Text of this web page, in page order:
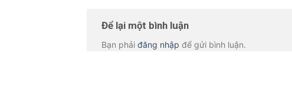
Để lại một bình luận
Bạn phải đăng nhập để gửi bình luận.